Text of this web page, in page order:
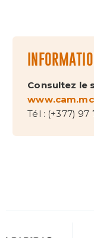
Consultez le
www.cam.mc
Tél : (+377) 97